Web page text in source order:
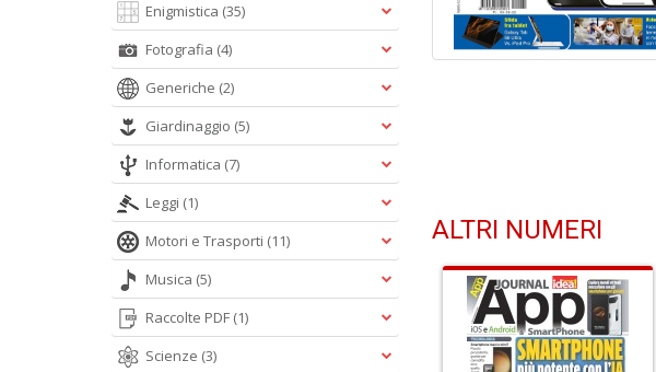
ALTRI NUMERI
Enigmistica (35)
Fotografia (4)
Generiche (2)
Giardinaggio (5)
Informatica (7)
Leggi (1)
Motori e Trasporti (11)
Musica (5)
Raccolte PDF (1)
Scienze (3)